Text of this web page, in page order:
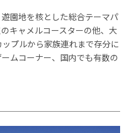
園地を核とした総合テーマパ
キャメルコースターの他、大
プルから家族連れまで存分に
ムコーナー、国内でも有数の